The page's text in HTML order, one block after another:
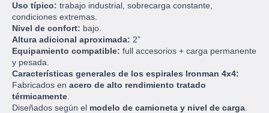
Uso típico: trabajo industrial, sobrecarga constante,
condiciones extremas.
Nivel de confort: bajo.
Altura adicional aproximada: 2”
Equipamiento compatible: full accesorios + carga permanente
y pesada.
Características generales de los espirales Ironman 4x4:
Fabricados en acero de alto rendimiento tratado
térmicamente
Diseñados según el modelo de camioneta y nivel de carga